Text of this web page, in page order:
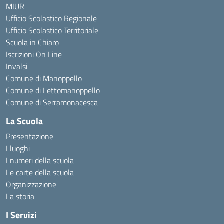
MIUR
Ufficio Scolastico Regionale
Ufficio Scolastico Territoriale
Scuola in Chiaro
Iscrizioni On Line
Invalsi
Comune di Manoppello
Comune di Lettomanoppello
Comune di Serramonacesca
La Scuola
Presentazione
I luoghi
I numeri della scuola
Le carte della scuola
Organizzazione
La storia
I Servizi